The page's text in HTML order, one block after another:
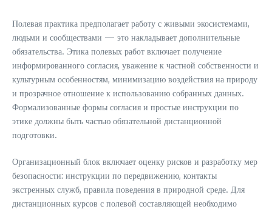
Полевая практика предполагает работу с живыми экосистемами,
людьми и сообществами — это накладывает дополнительные
обязательства. Этика полевых работ включает получение
информированного согласия, уважение к частной собственности и
культурным особенностям, минимизацию воздействия на природу
и прозрачное отношение к использованию собранных данных.
Формализованные формы согласия и простые инструкции по
этике должны быть частью обязательной дистанционной
подготовки.
Организационный блок включает оценку рисков и разработку мер
безопасности: инструкции по передвижению, контакты
экстренных служб, правила поведения в природной среде. Для
дистанционных курсов с полевой составляющей необходимо